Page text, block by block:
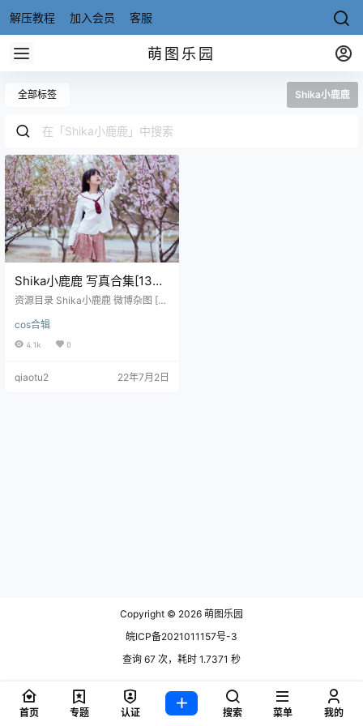
解压教程 加入会员 客服
萌图乐园
全部标签 Shika小鹿鹿
Shika小鹿鹿 写真合集[134
套][持续更新]
资源目录 Shika小鹿鹿 微博杂图 [13
乌蕾塔 [20-363M] Shika小鹿鹿 N
O.002 20万粉丝福利 [23P-190M]
1M] Sh.
cos合辑
4.1k 0
qiaotu2 22年7月2日
Copyright © 2026 萌图乐园
皖ICP备2021011157号-3
查询 67 次，耗时 1.7371 秒
首页 专题 认证 搜索 菜单 我的